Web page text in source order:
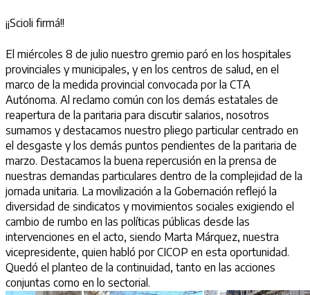
¡¡Scioli firmá!!
El miércoles 8 de julio nuestro gremio paró en los hospitales
provinciales y municipales, y en los centros de salud, en el
marco de la medida provincial convocada por la CTA
Autónoma. Al reclamo común con los demás estatales de
reapertura de la paritaria para discutir salarios, nosotros
sumamos y destacamos nuestro pliego particular centrado en
el desgaste y los demás puntos pendientes de la paritaria de
marzo. Destacamos la buena repercusión en la prensa de
nuestras demandas particulares dentro de la complejidad de la
jornada unitaria. La movilización a la Gobernación reflejó la
diversidad de sindicatos y movimientos sociales exigiendo el
cambio de rumbo en las políticas públicas desde las
intervenciones en el acto, siendo Marta Márquez, nuestra
vicepresidente, quien habló por CICOP en esta oportunidad.
Quedó el planteo de la continuidad, tanto en las acciones
conjuntas como en lo sectorial.